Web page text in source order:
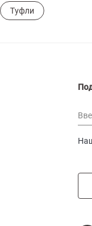
Туфли